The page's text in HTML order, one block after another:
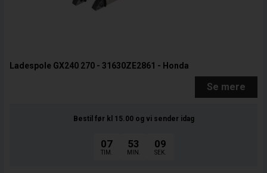
Ladespole GX240 270 - 31630ZE2861 - Honda
Se mere
Bestil før kl 15.00 og vi sender idag
07
TIM.
53
MIN.
08
SEK.